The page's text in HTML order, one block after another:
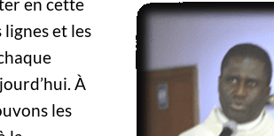
et les
À
les